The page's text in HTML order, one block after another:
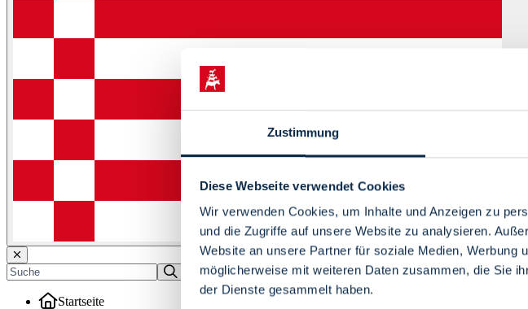
Zustimmung
Diese Webseite verwendet Cookies
Wir verwenden Cookies, um Inhalte und Anzeigen zu
und die Zugriffe auf unsere Website zu analysieren.
Website an unsere Partner für soziale Medien, Werbung
möglicherweise mit weiteren Daten zusammen, die Sie
der Dienste gesammelt haben.
Menü
Startseite